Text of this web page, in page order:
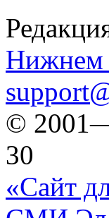
Нижнем
©
30
«Сайт